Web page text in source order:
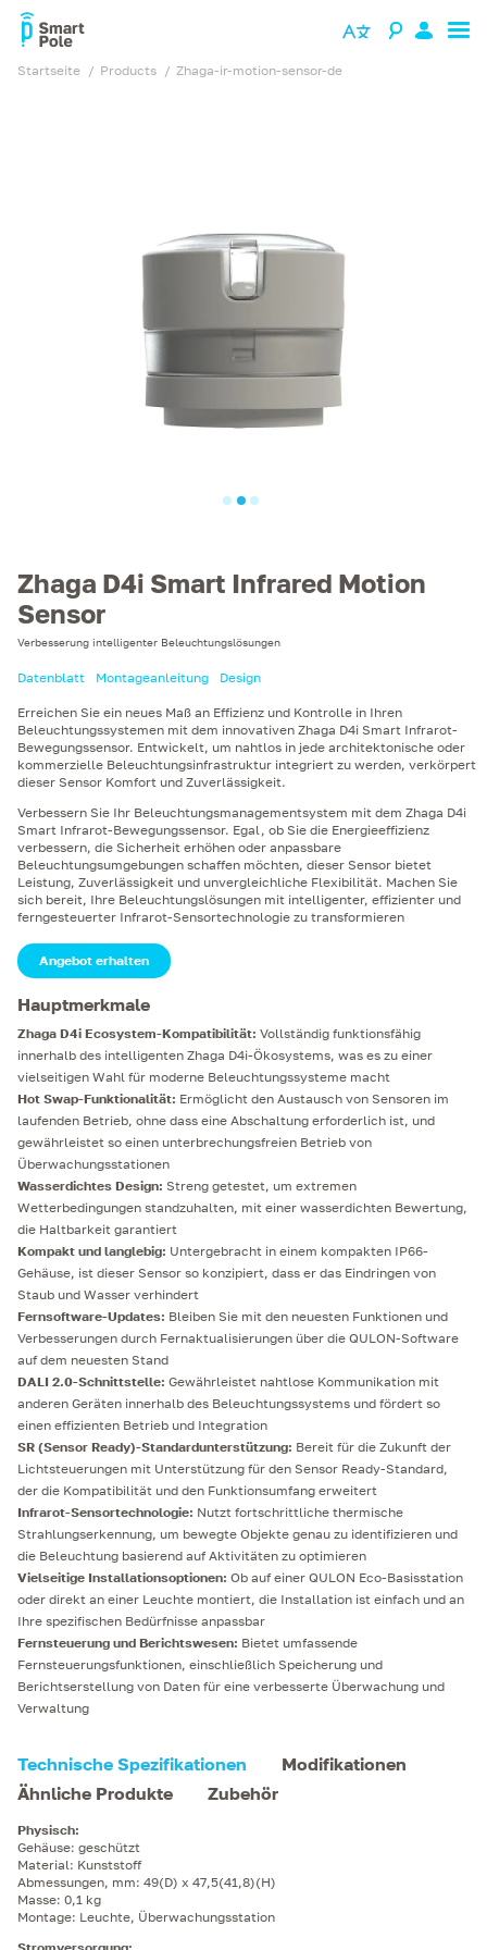
Startseite products zhaga-ir-motion-sensor-de
Zhaga D4i Smart Infrared Motion
Sensor
Verbesserung intelligenter Beleuchtungslösungen
Datenblatt Montageanleitung Design
Erreichen Sie ein neues Maß an Effizienz und Kontrolle in Ihren
Beleuchtungssystemen mit dem innovativen Zhaga D4i Smart Infrarot-
Bewegungssensor. Entwickelt, um nahtlos in jede architektonische oder
kommerzielle Beleuchtungsinfrastruktur integriert zu werden, verkörpert
dieser Sensor Komfort und Zuverlässigkeit.
Verbessern Sie Ihr Beleuchtungsmanagementsystem mit dem Zhaga D4i
Smart Infrarot-Bewegungssensor. Egal, ob Sie die Energieeffizienz
verbessern, die Sicherheit erhöhen oder anpassbare
Beleuchtungsumgebungen schaffen möchten, dieser Sensor bietet
Leistung, Zuverlässigkeit und unvergleichliche Flexibilität. Machen Sie
sich bereit, Ihre Beleuchtungslösungen mit intelligenter, effizienter und
ferngesteuerter Infrarot-Sensortechnologie zu transformieren
Angebot erhalten
Hauptmerkmale
Zhaga D4i Ecosystem-Kompatibilität: Vollständig funktionsfähig
innerhalb des intelligenten Zhaga D4i-Ökosystems, was es zu einer
vielseitigen Wahl für moderne Beleuchtungssysteme macht
Hot Swap-Funktionalität: Ermöglicht den Austausch von Sensoren im
laufenden Betrieb, ohne dass eine Abschaltung erforderlich ist, und
gewährleistet so einen unterbrechungsfreien Betrieb von
Überwachungsstationen
Wasserdichtes Design: Streng getestet, um extremen
Wetterbedingungen standzuhalten, mit einer wasserdichten Bewertung,
die Haltbarkeit garantiert
Kompakt und langlebig: Untergebracht in einem kompakten IP66-
Gehäuse, ist dieser Sensor so konzipiert, dass er das Eindringen von
Staub und Wasser verhindert
Fernsoftware-Updates: Bleiben Sie mit den neuesten Funktionen und
Verbesserungen durch Fernaktualisierungen über die QULON-Software
auf dem neuesten Stand
DALI 2.0-Schnittstelle: Gewährleistet nahtlose Kommunikation mit
anderen Geräten innerhalb des Beleuchtungssystems und fördert so
einen effizienten Betrieb und Integration
SR (Sensor Ready)-Standardunterstützung: Bereit für die Zukunft der
Lichtsteuerungen mit Unterstützung für den Sensor Ready-Standard,
der die Kompatibilität und den Funktionsumfang erweitert
Infrarot-Sensortechnologie: Nutzt fortschrittliche thermische
Strahlungserkennung, um bewegte Objekte genau zu identifizieren und
die Beleuchtung basierend auf Aktivitäten zu optimieren
Vielseitige Installationsoptionen: Ob auf einer QULON Eco-Basisstation
oder direkt an einer Leuchte montiert, die Installation ist einfach und an
Ihre spezifischen Bedürfnisse anpassbar
Fernsteuerung und Berichtswesen: Bietet umfassende
Fernsteuerungsfunktionen, einschließlich Speicherung und
Berichtserstellung von Daten für eine verbesserte Überwachung und
Verwaltung
Technische Spezifikationen
Modifikationen
Ähnliche Produkte
Zubehör
Physisch:
Gehäuse: geschützt
Material: Kunststoff
Abmessungen, mm: 49(D) x 47,5(41,8)(H)
Masse: 0,1 kg
Montage: Leuchte, Überwachungsstation